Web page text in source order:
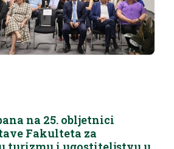
na 25. obljetnici
Fakulteta za